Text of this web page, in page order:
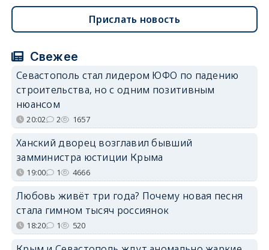
Прислать новость
Свежее
Севастополь стал лидером ЮФО по падению
строительства, но с одним позитивным
нюансом
20:02 2 1657
Ханский дворец возглавил бывший
замминистра юстиции Крыма
19:00 1 4666
Любовь живёт три года? Почему новая песня
стала гимном тысяч россиянок
18:20 1 520